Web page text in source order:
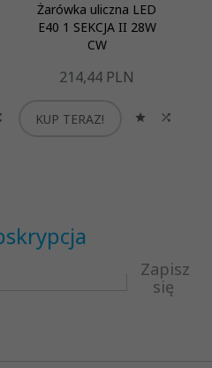
Żarówka uliczna LED
E40 1 SEKCJA II 28W
CW
214,44 PLN
KUP TERAZ!
Zapisz
się